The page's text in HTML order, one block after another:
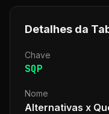
Detalhes da
Chave
SQP
Nome
Alternativas x